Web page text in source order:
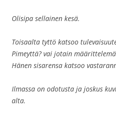
Olisipa sellainen kesä.
Toisaalta tyttö katsoo
Pimeyttä? vai jotain
Hänen sisarensa katsoo
Ilmassa on odotusta ja joskus
alta.